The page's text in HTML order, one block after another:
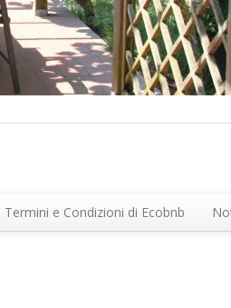
Termini e Condizioni di Ecobnb